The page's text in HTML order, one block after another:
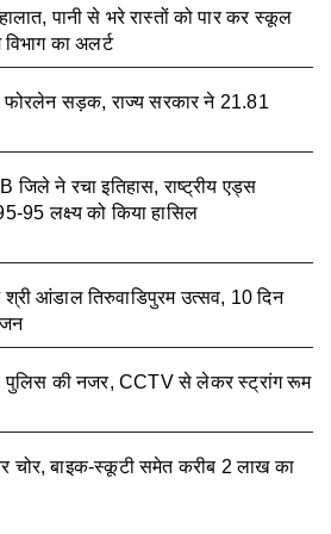
पानी से भरे रास्तों को पार कर स्कूल
का अलर्ट
फोरलेन सड़क, राज्य सरकार ने 21.81
जिले ने रचा इतिहास, राष्ट्रीय एड्स
95 लक्ष्य को किया हासिल
आंडाल तिरुवाडिपुरम उत्सव, 10 दिन
पुलिस की नजर, CCTV से लेकर स्ट्रांग रूम
चोर, बाइक-स्कूटी समेत करीब 2 लाख का